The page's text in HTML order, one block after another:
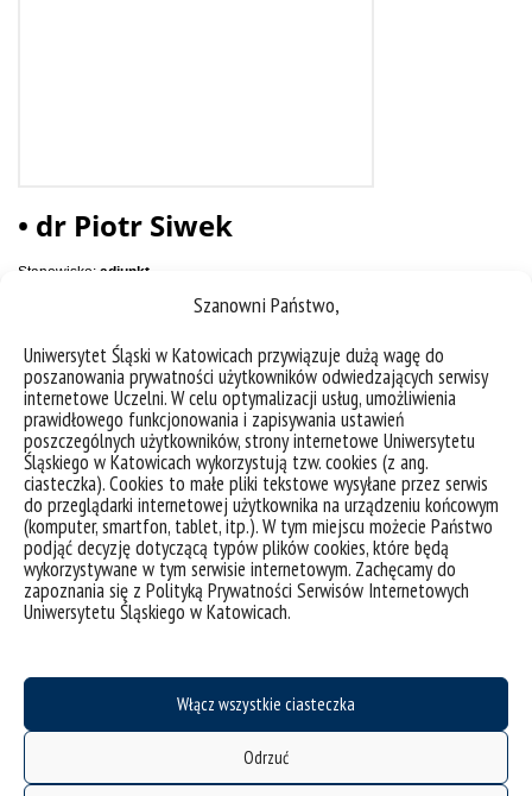
Szanowni Państwo,
Uniwersytet Śląski w Katowicach przywiązuje dużą wagę do
poszanowania prywatności użytkowników odwiedzających serwisy
internetowe Uczelni. W celu optymalizacji usług, umożliwienia
prawidłowego funkcjonowania i zapisywania ustawień
poszczególnych użytkowników, strony internetowe Uniwersytetu
Śląskiego w Katowicach wykorzystują tzw. cookies (z ang.
ciasteczka). Cookies to małe pliki tekstowe wysyłane przez serwis
do przeglądarki internetowej użytkownika na urządzeniu końcowym
(komputer, smartfon, tablet, itp.). W tym miejscu możecie Państwo
podjąć decyzję dotyczącą typów plików cookies, które będą
wykorzystywane w tym serwisie internetowym. Zachęcamy do
zapoznania się z Polityką Prywatności Serwisów Internetowych
Uniwersytetu Śląskiego w Katowicach.
Włącz wszystkie ciasteczka
Odrzuć